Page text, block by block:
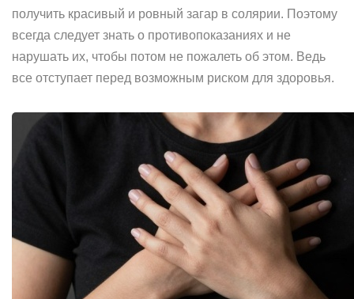
получить красивый и ровный загар в солярии. Поэтому
всегда следует знать о противопоказаниях и не
нарушать их, чтобы потом не пожалеть об этом. Ведь
все отступает перед возможным риском для здоровья.